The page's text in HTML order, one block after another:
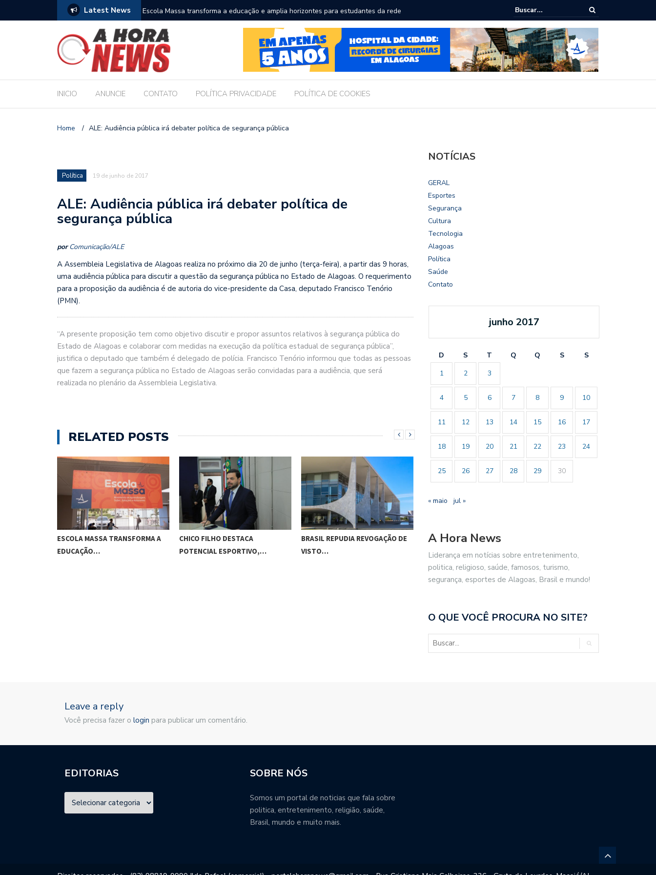
Latest News
escolares e sanciona jornada de 30 horas
Escola Massa transforma a educação e amplia horizontes para estudantes da rede
pública de Maceió
Chico Filho destaca potencial esportivo, turístico e econômico da Maratona
Internacional de Maceió
INICIO ANUNCIE CONTATO POLÍTICA PRIVACIDADE POLÍTICA DE COOKIES
Home / ALE: Audiência pública irá debater política de segurança pública
Política 19 de junho de 2017
ALE: Audiência pública irá debater política de
segurança pública
porComunicação/ALE
A Assembleia Legislativa de Alagoas realiza no próximo dia 20 de junho (terça-feira), a partir das 9 horas,
uma audiência pública para discutir a questão da segurança pública no Estado de Alagoas. O requerimento
para a proposição da audiência é de autoria do vice-presidente da Casa, deputado Francisco Tenório
(PMN).
“A presente proposição tem como objetivo discutir e propor assuntos relativos à segurança pública do
Estado de Alagoas e colaborar com medidas na execução da política estadual de segurança pública”,
justifica o deputado que também é delegado de polícia. Francisco Tenório informou que todas as pessoas
que fazem a segurança pública no Estado de Alagoas serão convidadas para a audiência, que será
realizada no plenário da Assembleia Legislativa.
RELATED POSTS
ESCOLA MASSA TRANSFORMA A
EDUCAÇÃO…
CHICO FILHO DESTACA
POTENCIAL ESPORTIVO,…
BRASIL REPUDIA REVOGAÇÃO DE
VISTO…
GESTORES ESCOLARES DE
MACEIÓ REFORÇAM…
NOTÍCIAS
GERAL
Esportes
Segurança
Cultura
Tecnologia
Alagoas
Política
Saúde
Contato
junho 2017
D S T Q Q S
S
1
2 3
4 5 6 7 8 9 10
11 12 13 14 15 16 17
18 19 20 21 22 23 24
25 26 27 28 29 30
« maio jul »
A Hora News
Liderança em notícias sobre entretenimento,
politica, religioso, saúde, famosos, turismo,
segurança, esportes de Alagoas, Brasil e mundo!
O QUE VOCÊ PROCURA NO SITE?
Leave a reply
Você precisa fazer o login para publicar um comentário.
EDITORIAS SOBRE NÓS
Somos um portal de noticias que fala sobre
politica, entretenimento, religião, saúde,
Brasil, mundo e muito mais.